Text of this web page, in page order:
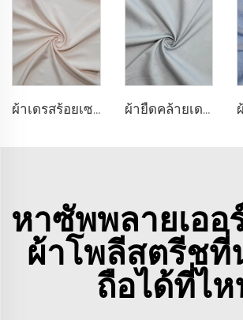
ผ้าเดรสร้อยเซลล์ 100% คล้ายลินิน ผ้ายืดคล้ายเดนิม TR
หาซัพพลายเออ
ผ้าโพลีสตรีชที่
ถือได้ที่ไ